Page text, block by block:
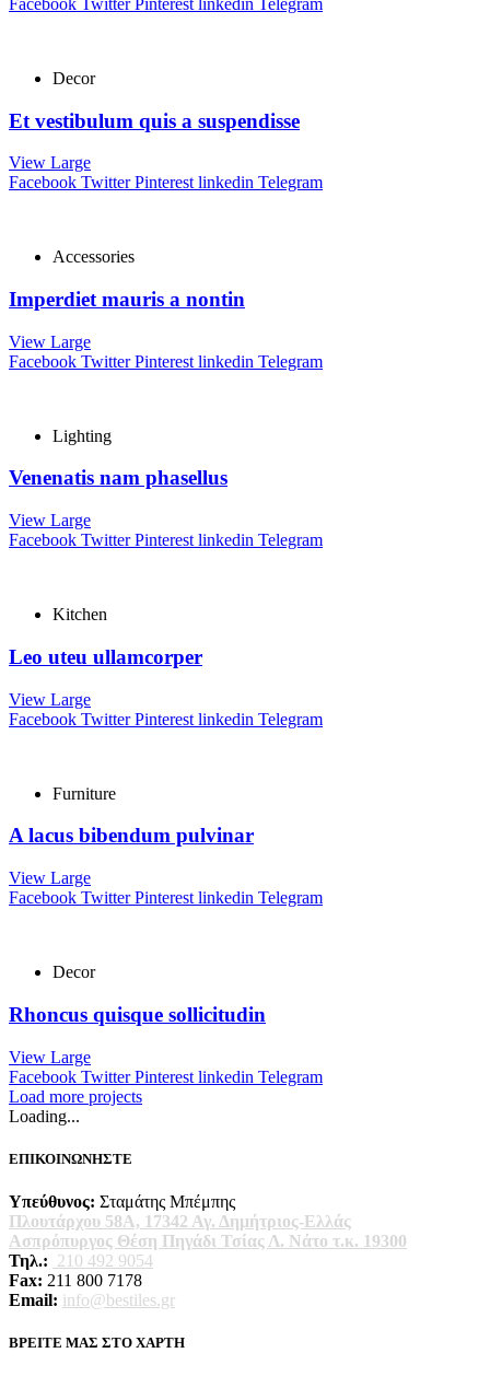
Decor
Et vestibulum quis a suspendisse
View Large
Facebook Twitter Pinterest linkedin Telegram
Accessories
Imperdiet mauris a nontin
View Large
Facebook Twitter Pinterest linkedin Telegram
Lighting
Venenatis nam phasellus
View Large
Facebook Twitter Pinterest linkedin Telegram
Kitchen
Leo uteu ullamcorper
View Large
Facebook Twitter Pinterest linkedin Telegram
Furniture
A lacus bibendum pulvinar
View Large
Facebook Twitter Pinterest linkedin Telegram
Decor
Rhoncus quisque sollicitudin
View Large
Facebook Twitter Pinterest linkedin Telegram
Load more projects
Loading...
ΕΠΙΚΟΙΝΩΝΗΣΤΕ
Υπεύθυνος: Σταμάτης Μπέμπης
Πλουτάρχου 58Α, 17342 Αγ. Δημήτριος-Ελλάς
Ασπρόπυργος Θέση Πηγάδι Τσίας Λ. Νάτο τ.κ. 19300
Τηλ.: 210 492 9054
Fax: 211 800 7178
Email: info@bestiles.gr
ΒΡΕΙΤΕ ΜΑΣ ΣΤΟ ΧΑΡΤΗ